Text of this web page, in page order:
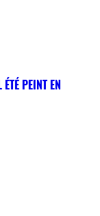
PEINT EN